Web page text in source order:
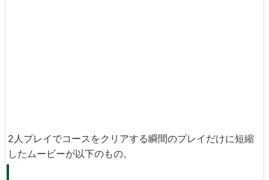
2人プレイでコースをクリアする瞬間のプレイだけに短縮
したムービーが以下のもの。